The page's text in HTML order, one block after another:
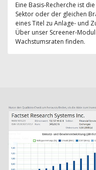
Eine Basis-Recherche ist
Sektor oder der gleichen
eines Titel zu Anlage- und
Über unser Screener-
Wachstumsraten finden.